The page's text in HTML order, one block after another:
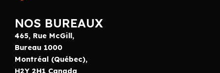
NOS BUREAUX
465, Rue McGill,
Bureau 1000
Montréal (Québec),
H2Y 2H1 Canada